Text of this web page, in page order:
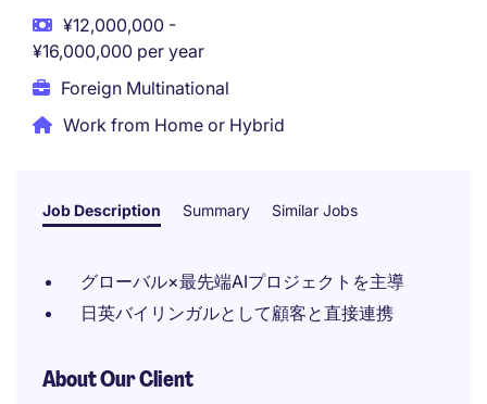
¥12,000,000 -
¥16,000,000 per year
Foreign Multinational
Work from Home or Hybrid
Job Description Summary Similar Jobs
グローバル×最先端AIプロジェクトを主導
日英バイリンガルとして顧客と直接連携
About Our Client